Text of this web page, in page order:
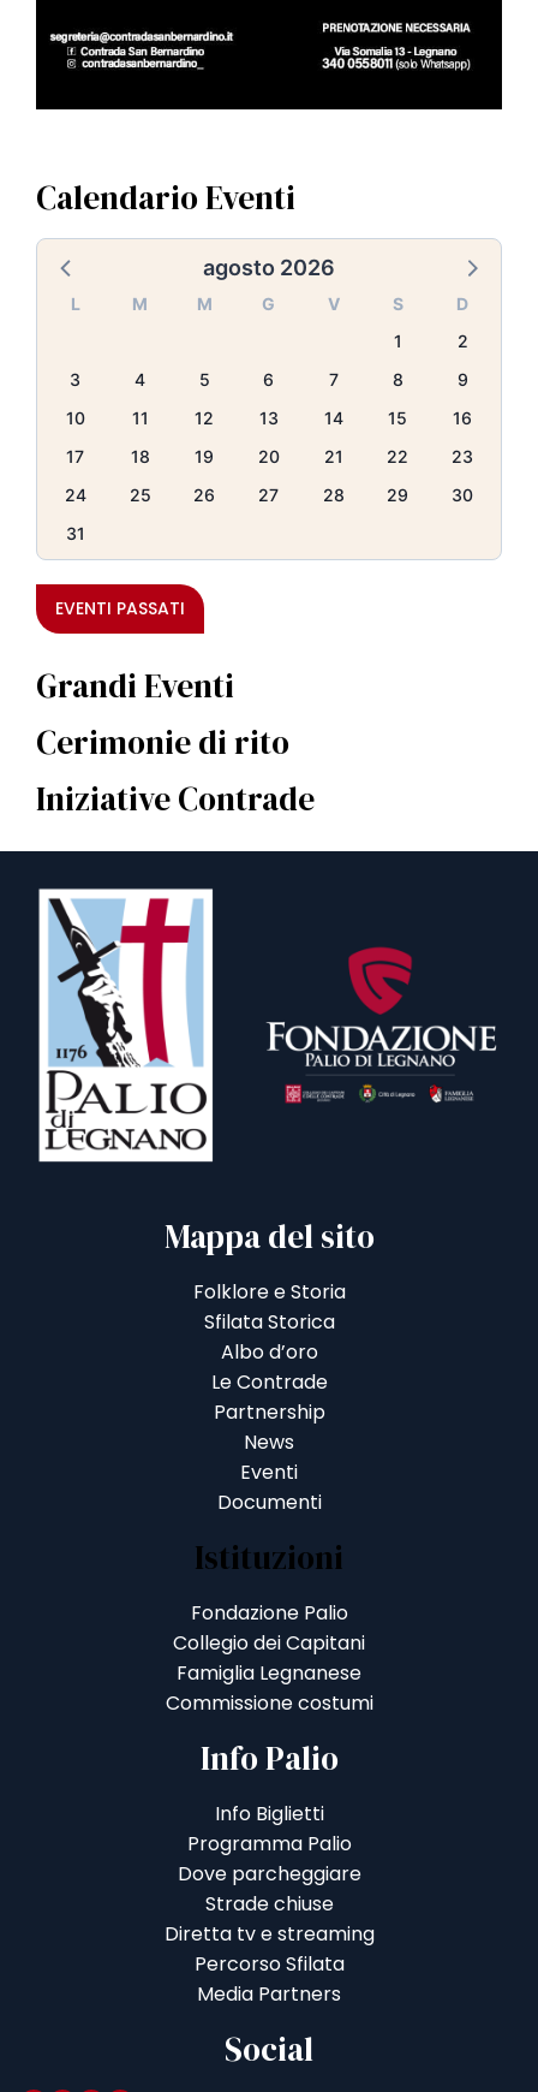
Calendario Eventi
agosto 2026
L M M G V S
D
1
2
3
4 5 6 7 8
9
10
11 12 13 14 15
16
17
18 19 20 21 22
23
24
25 26 27 28 29
30
31
EVENTI PASSATI
Grandi Eventi
Cerimonie di rito
Iniziative Contrade
Mappa del sito
Folklore e Storia
Sfilata Storica
Albo d’oro
Le Contrade
Partnership
News
Eventi
Documenti
Istituzioni
Fondazione Palio
Collegio dei Capitani
Famiglia Legnanese
Commissione costumi
Info Palio
Info Biglietti
Programma Palio
Dove parcheggiare
Strade chiuse
Diretta tv e streaming
Percorso Sfilata
Media Partners
Social